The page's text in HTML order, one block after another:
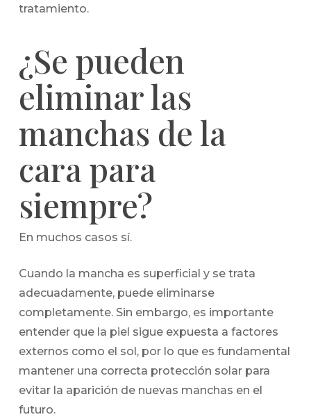
tratamiento.
¿Se pueden
eliminar las
manchas de la
cara para
siempre?
En muchos casos sí.
Cuando la mancha es superficial y se trata
adecuadamente, puede eliminarse
completamente. Sin embargo, es importante
entender que la piel sigue expuesta a factores
externos como el sol, por lo que es fundamental
mantener una correcta protección solar para
evitar la aparición de nuevas manchas en el
futuro.